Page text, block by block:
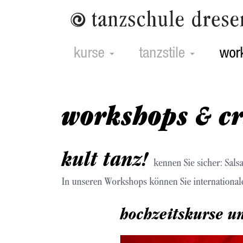
Main
kurse tanzstile
workshops &
kult tanz! kennen Sie sicher:
In unseren Workshops können Sie
hochzeitskurse